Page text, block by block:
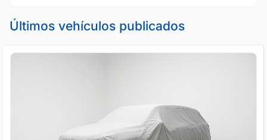
Últimos vehículos publicados